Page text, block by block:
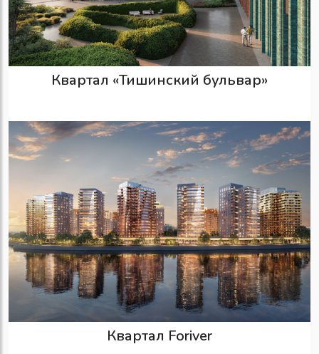
Квартал «Тишинский бульвар»
Квартал Foriver